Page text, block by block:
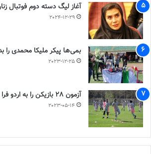
آغاز لیگ دسته دوم فوتبال
2024-12-29
بمی‌ها پیکر ملیکا محمدی را
2023-12-25
آزمون 28 بازیکن را به اردو فرا خواند
2023-05-14